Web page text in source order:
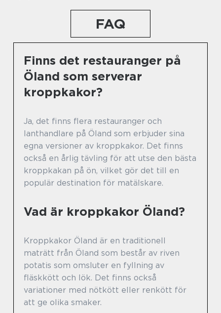
FAQ
Finns det restauranger på
Öland som serverar
kroppkakor?
Ja, det finns flera restauranger och
lanthandlare på Öland som erbjuder sina
egna versioner av kroppkakor. Det finns
också en årlig tävling för att utse den bästa
kroppkakan på ön, vilket gör det till en
populär destination för matälskare.
Vad är kroppkakor Öland?
Kroppkakor Öland är en traditionell
maträtt från Öland som består av riven
potatis som omsluter en fyllning av
fläskkött och lök. Det finns också
variationer med nötkött eller renkött för
att ge olika smaker.